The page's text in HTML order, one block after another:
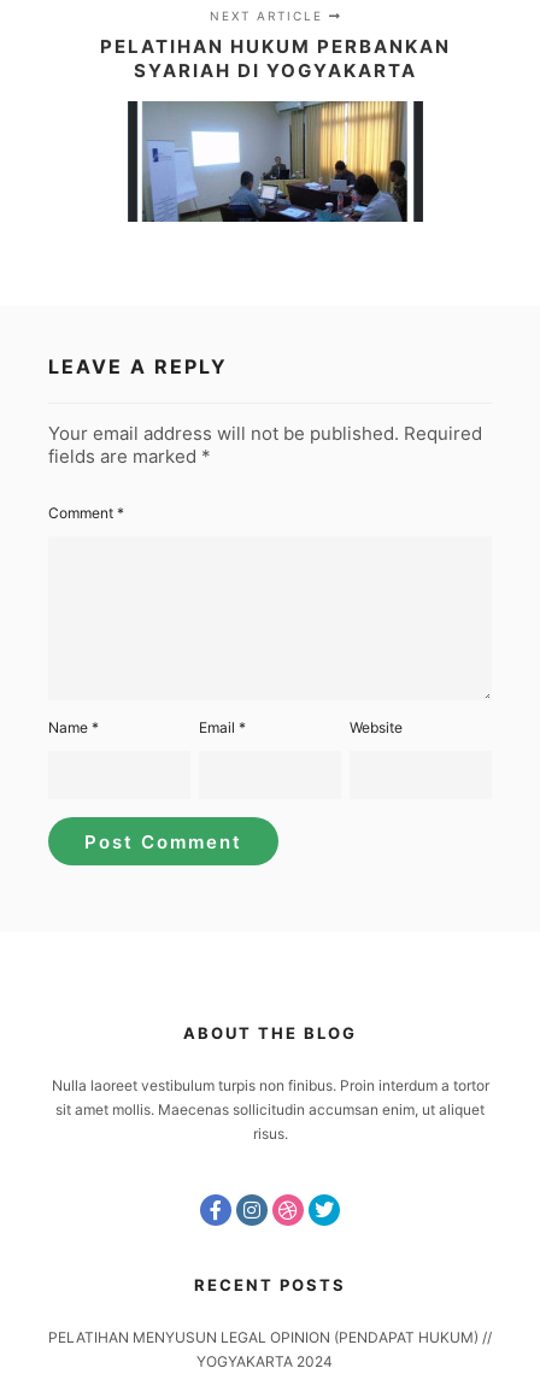
NEXT ARTICLE
PELATIHAN HUKUM PERBANKAN
SYARIAH DI YOGYAKARTA
LEAVE A REPLY
Your email address will not be published. Required
fields are marked *
Comment *
Name * Email* Website
ABOUT THE BLOG
Nulla laoreet vestibulum turpis non finibus. Proin interdum a tortor
sit amet mollis. Maecenas sollicitudin accumsan enim, ut aliquet
risus.
RECENT POSTS
PELATIHAN MENYUSUN LEGAL OPINION (PENDAPAT HUKUM) //
YOGYAKARTA 2024